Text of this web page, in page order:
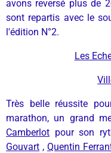
avons reversé plus de
sont repartis avec le
l'édition N°2.
Les
Très belle réussite
marathon, un grand
Camberlot pour son
Gouvart , Quentin